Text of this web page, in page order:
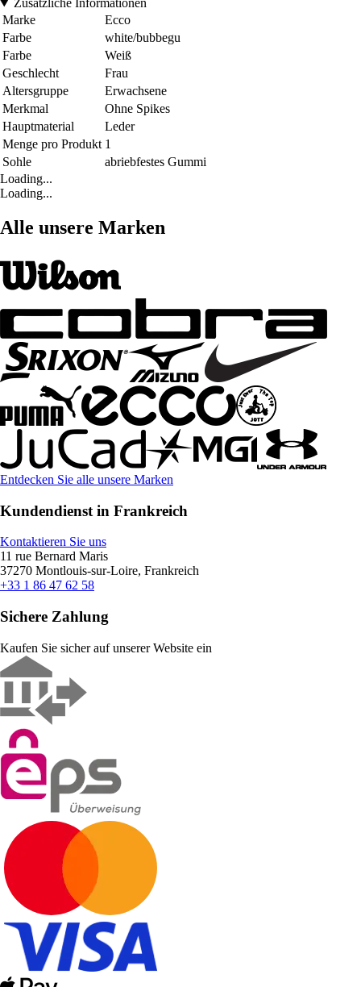
Zusätzliche Informationen
Marke
Ecco
Farbe
white/bubbegu
Farbe
Weiß
Geschlecht
Frau
Altersgruppe
Erwachsene
Merkmal
Ohne Spikes
Hauptmaterial
Leder
Menge pro Produkt 1
Sohle
abriebfestes Gummi
Loading...
Loading...
Alle unsere Marken
Entdecken Sie alle unsere Marken
Kundendienst in Frankreich
Kontaktieren Sie uns
11 rue Bernard Maris
37270 Montlouis-sur-Loire, Frankreich
+33 1 86 47 62 58
Sichere Zahlung
Kaufen Sie sicher auf unserer Website ein